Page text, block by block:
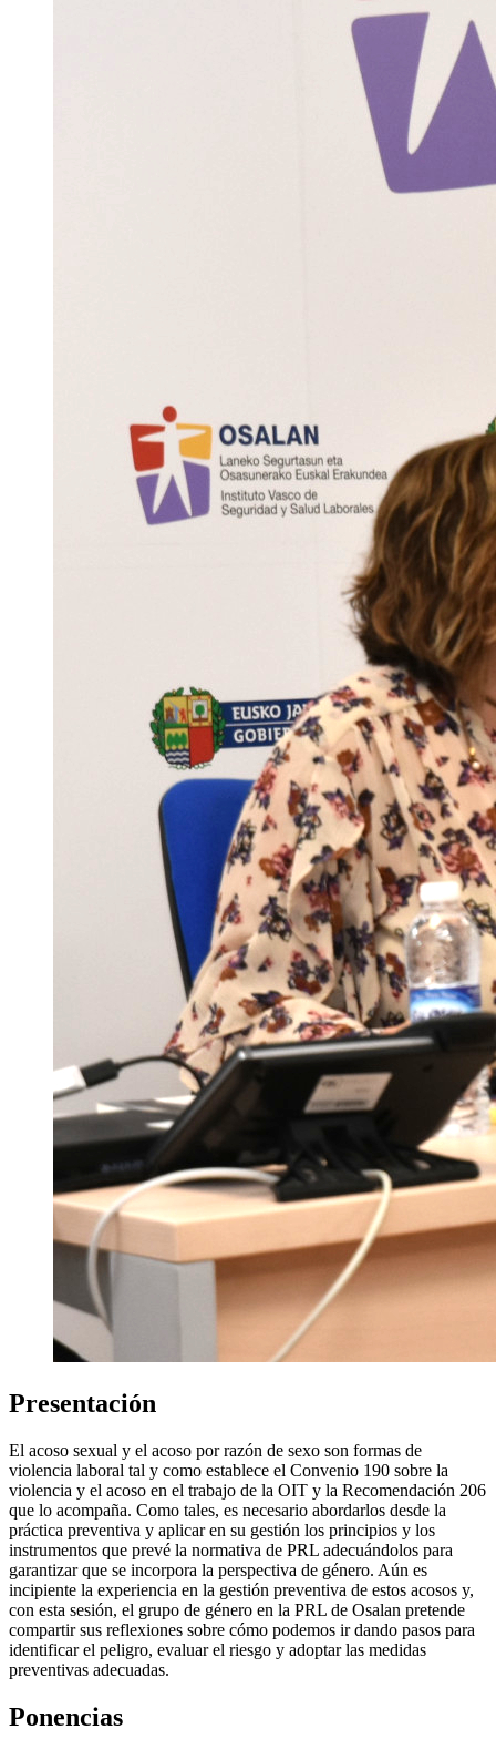
Presentación
El acoso sexual y el acoso por razón de sexo son formas de
violencia laboral tal y como establece el Convenio 190 sobre la
violencia y el acoso en el trabajo de la OIT y la Recomendación 206
que lo acompaña. Como tales, es necesario abordarlos desde la
práctica preventiva y aplicar en su gestión los principios y los
instrumentos que prevé la normativa de PRL adecuándolos para
garantizar que se incorpora la perspectiva de género. Aún es
incipiente la experiencia en la gestión preventiva de estos acosos y,
con esta sesión, el grupo de género en la PRL de Osalan pretende
compartir sus reflexiones sobre cómo podemos ir dando pasos para
identificar el peligro, evaluar el riesgo y adoptar las medidas
preventivas adecuadas.
Ponencias